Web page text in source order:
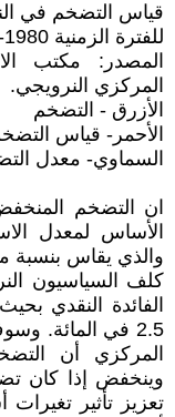
قياس التضخم في
للفترة الزمنية 1980-2020
المصدر: مكتب
المركزي النرويجي.
الأزرق - التضخم
الأحمر- قياس
السماوي- معدل
ان التضخم
الأساس لمعدل
والذي يقاس بنسبة
كلف السياسيون
الفائدة النقدي
2.5 في المائة.
وينخفض إذا كان
تعزيز تأثير تغيرات